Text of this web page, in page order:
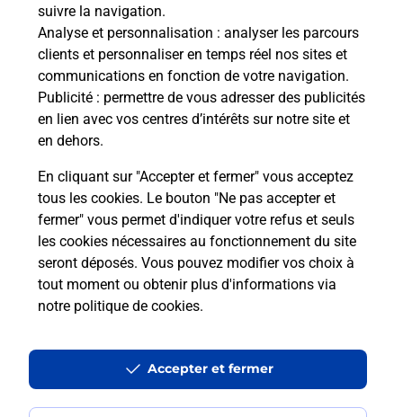
suivre la navigation.
Analyse et personnalisation : analyser les parcours
clients et personnaliser en temps réel nos sites et
communications en fonction de votre navigation.
Publicité : permettre de vous adresser des publicités
en lien avec vos centres d’intérêts sur notre site et
en dehors.
En cliquant sur "Accepter et fermer" vous acceptez
tous les cookies. Le bouton "Ne pas accepter et
fermer" vous permet d'indiquer votre refus et seuls
les cookies nécessaires au fonctionnement du site
seront déposés. Vous pouvez modifier vos choix à
tout moment ou obtenir plus d'informations via
notre politique de cookies.
Accepter et fermer
Quel âge minimum faut-il pour
passer le permis bateau ?
Combien coûte le code bateau ?
Combien de temps est valable le
code bateau ?
Peut-on passer le permis bateau
avec le CPF ?
NANTERRE CHEMIN DE L ILE
Code Bateau